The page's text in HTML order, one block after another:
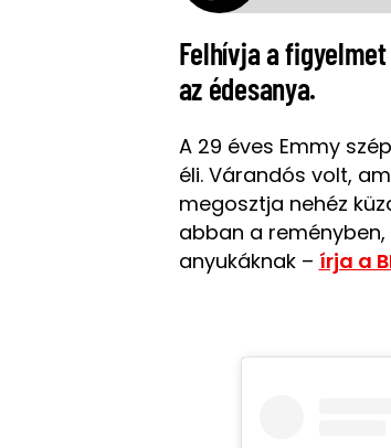
Felhívja a
az édesanya.
A 29 éves Emmy
éli. Várandós volt,
megosztja nehéz
abban a
anyukáknak – írja a